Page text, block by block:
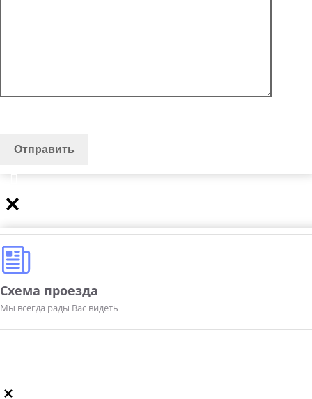
Схема проезда
Мы всегда рады Вас видеть